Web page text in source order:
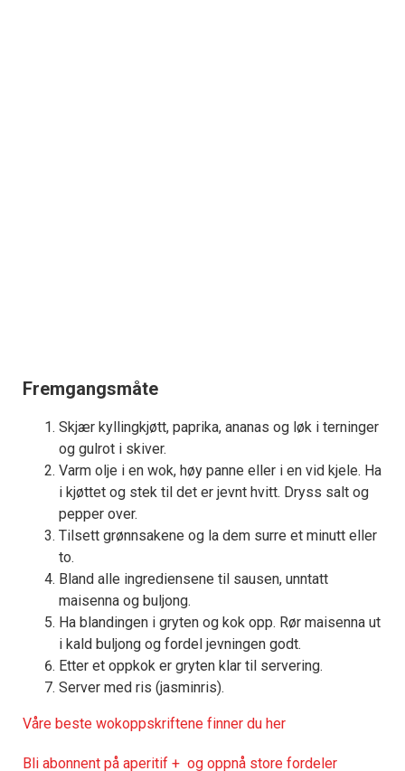
Fremgangsmåte
Skjær kyllingkjøtt, paprika, ananas og løk i terninger
og gulrot i skiver.
Varm olje i en wok, høy panne eller i en vid kjele. Ha
i kjøttet og stek til det er jevnt hvitt. Dryss salt og
pepper over.
Tilsett grønnsakene og la dem surre et minutt eller
to.
Bland alle ingrediensene til sausen, unntatt
maisenna og buljong.
Ha blandingen i gryten og kok opp. Rør maisenna ut
i kald buljong og fordel jevningen godt.
Etter et oppkok er gryten klar til servering.
Server med ris (jasminris).
Våre beste wokoppskriftene finner du her
Bli abonnent på aperitif + og oppnå store fordeler